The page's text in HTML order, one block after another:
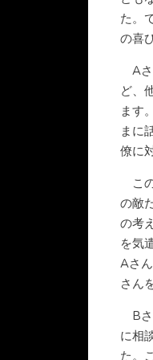
た。
の喜
Aさ
ど、
ます
まに
僚に
こ
の敵
の考
を気
Aさ
さん
Bさ
に相
た。